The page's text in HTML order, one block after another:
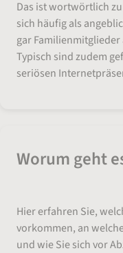
Das ist wortwörtlich
sich häufig als
gar
Typisch sind zudem
seriösen
Worum geht
Hier erfahren Sie,
vorkommen, an
und wie Sie sich vor